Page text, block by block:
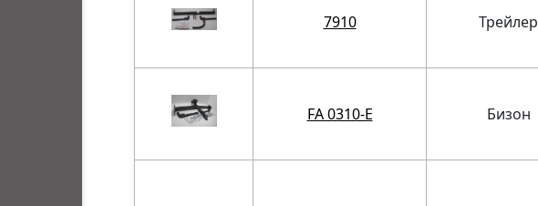
7910 Трейлер
FA 0310-E Бизон